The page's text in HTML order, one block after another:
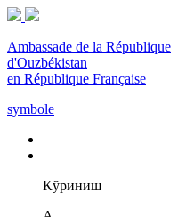
Ambassade de la République
d'Ouzbékistan
en République Française
symbole
Кўриниш